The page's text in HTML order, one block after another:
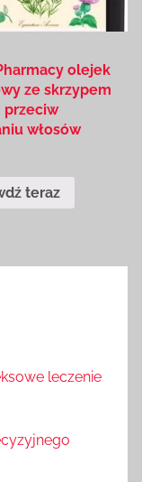
olejek
ze skrzypem
przeciw
włosów
teraz
leczenie